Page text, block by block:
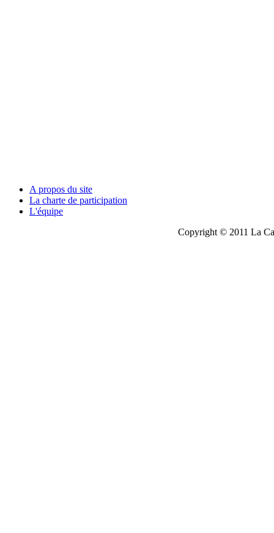
A propos du site
La charte de participation
L'équipe
Copyright © 2011 La